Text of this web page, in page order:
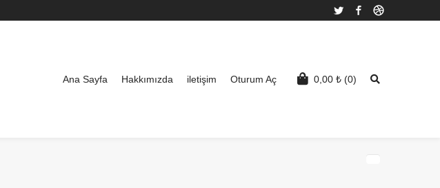
Twitter Facebook
0,00 ₺ (0)
Ana Sayfa Hakkımızda iletişim Oturum Aç